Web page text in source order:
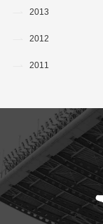
2013
2012
2011